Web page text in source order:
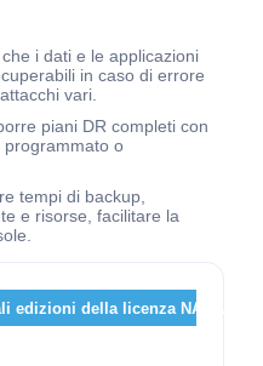
i dati e le applicazioni
in caso di errore
vari.
piani DR completi con
programmato o
tempi di backup,
e risorse, facilitare la
edizioni della licenza NAKIVO: